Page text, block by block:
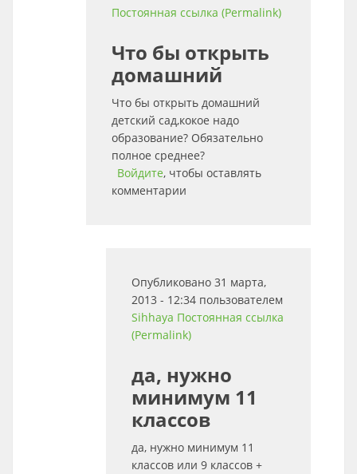
Постоянная ссылка (Permalink)
Что бы открыть
домашний
Что бы открыть домашний
детский сад,кокое надо
образование? Обязательно
полное среднее?
Войдите, чтобы оставлять
комментарии
Опубликовано 31 марта,
2013 - 12:34 пользователем
Sihhaya Постоянная ссылка
(Permalink)
да, нужно
минимум 11
классов
да, нужно минимум 11
классов или 9 классов +